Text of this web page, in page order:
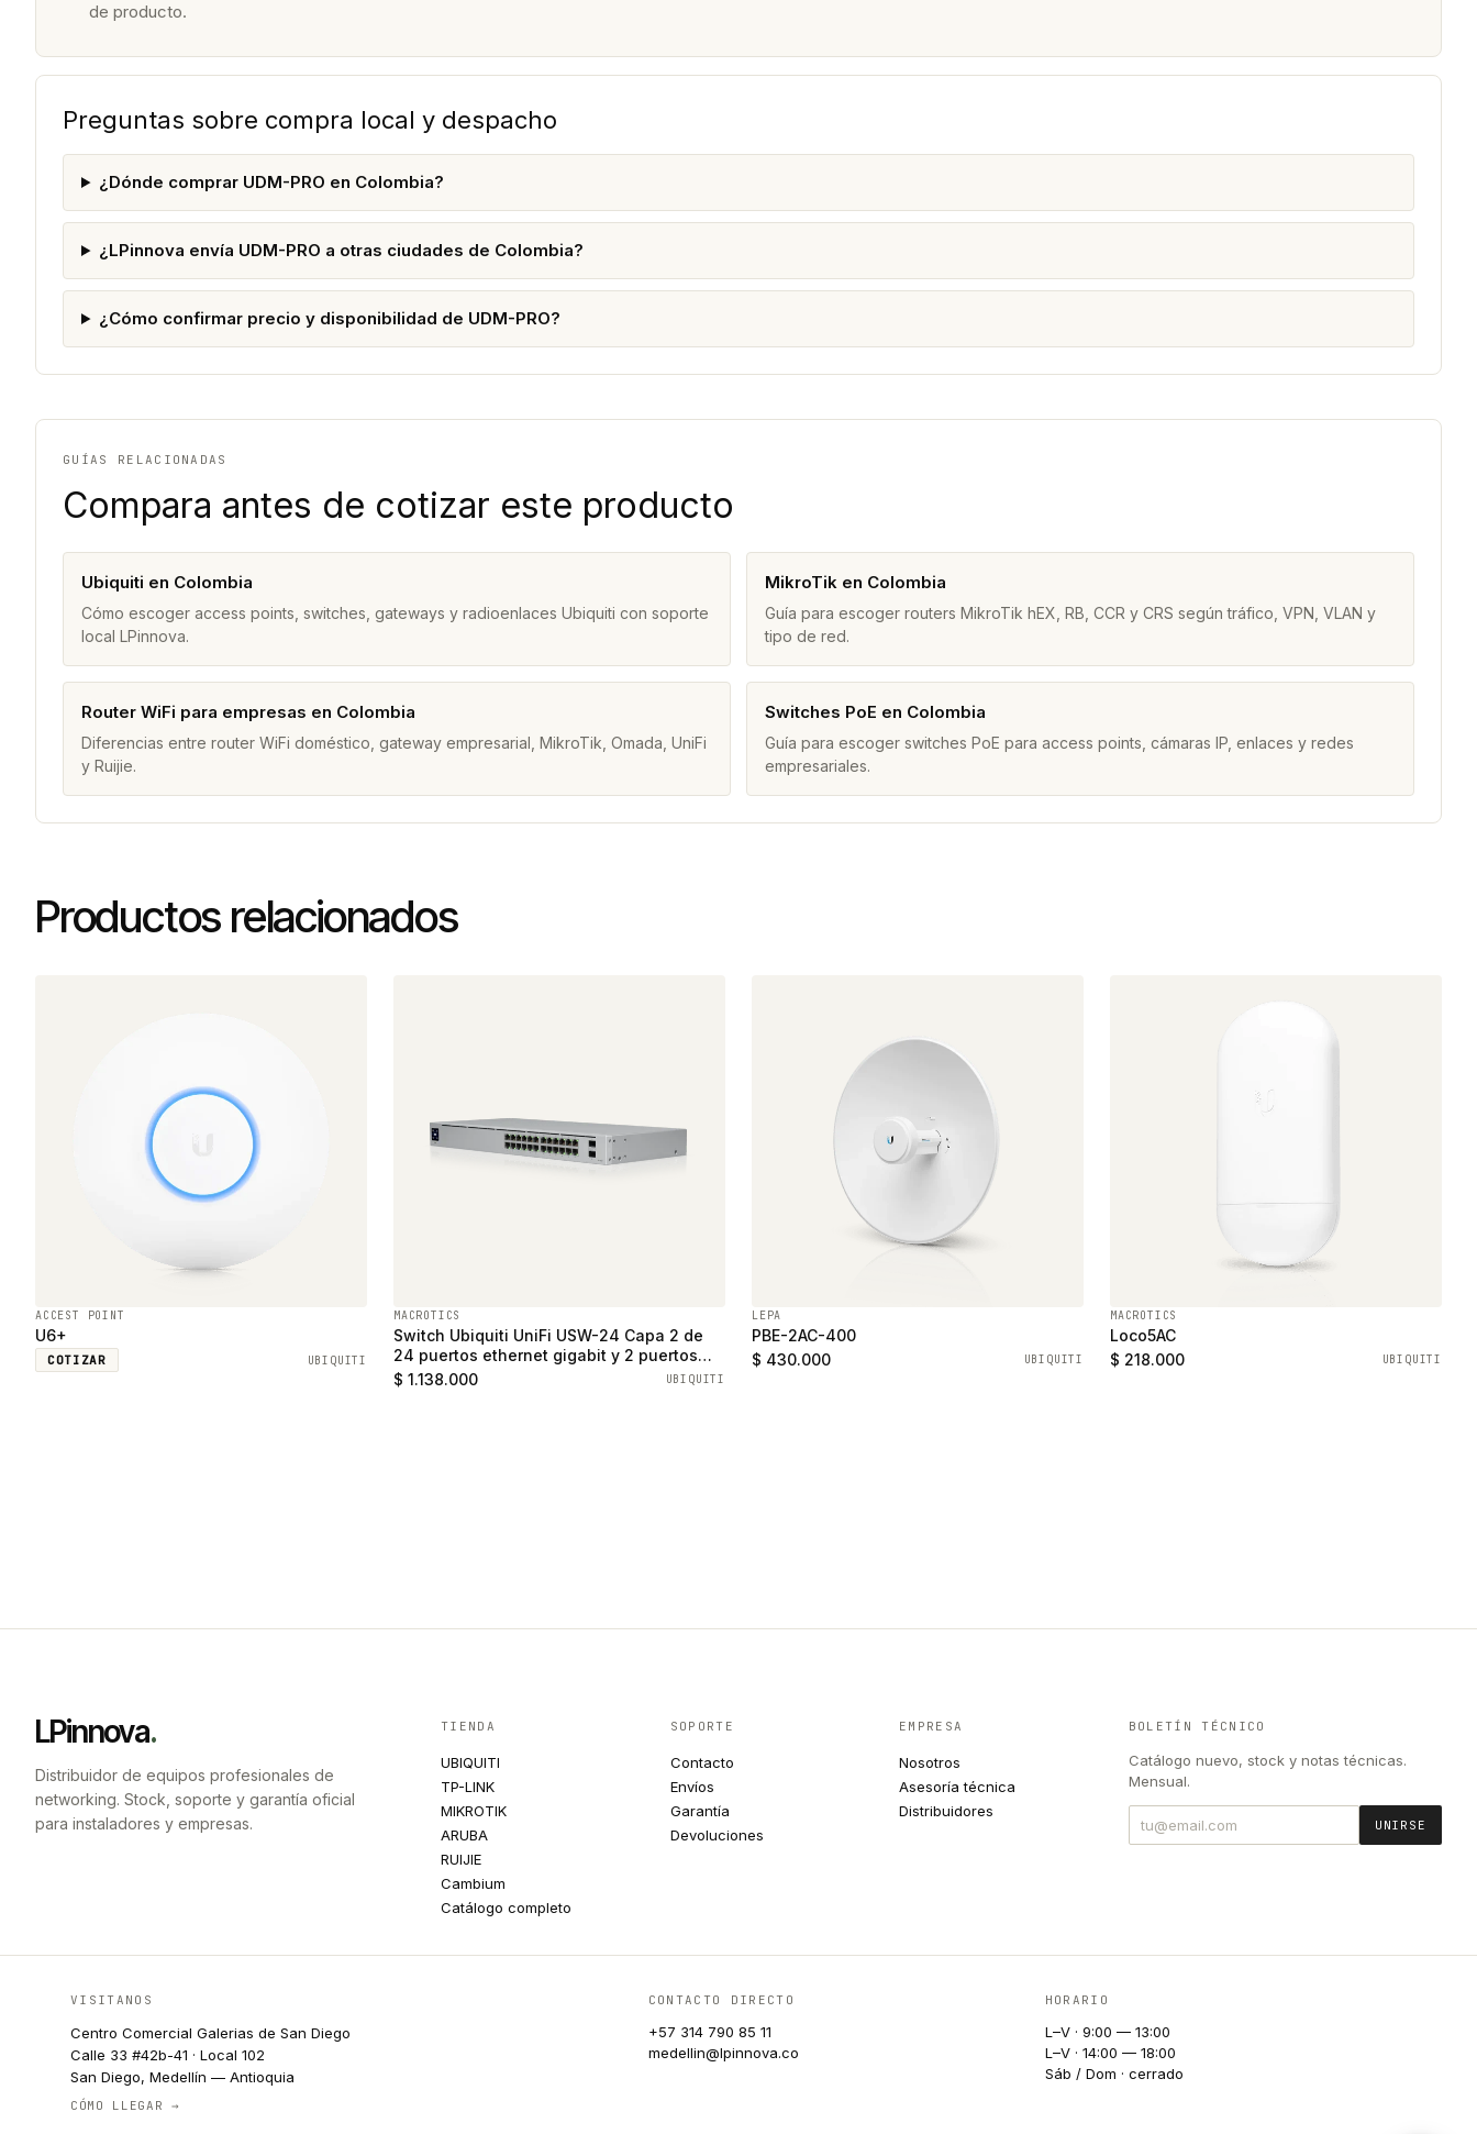
de producto.
Preguntas sobre compra local y despacho
¿Dónde comprar UDM-PRO en Colombia?
¿LPinnova envía UDM-PRO a otras ciudades de Colombia?
¿Cómo confirmar precio y disponibilidad de UDM-PRO?
GUÍAS RELACIONADAS
Compara antes de cotizar este producto
Ubiquiti en Colombia
Cómo escoger access points, switches, gateways y radioenlaces Ubiquiti con soporte
local LPinnova.
MikroTik en Colombia
Guía para escoger routers MikroTik hEX, RB, CCR y CRS según tráfico, VPN, VLAN y
tipo de red.
Router WiFi para empresas en Colombia
Diferencias entre router WiFi doméstico, gateway empresarial, MikroTik, Omada, UniFi
y Ruijie.
Switches PoE en Colombia
Guía para escoger switches PoE para access points, cámaras IP, enlaces y redes
empresariales.
Productos relacionados
ACCEST POINT
U6+
COTIZAR UBIQUITI
MACROTICS
Switch Ubiquiti UniFi USW-24 Capa 2 de
24 puertos ethernet gigabit y 2 puertos
SFP
$ 1.138.000 UBIQUITI
LEPA
PBE-2AC-400
$ 430.000
UBIQUITI
MACROTICS
Loco5AC
$ 218.000
UBIQUITI
LPinnova.
Distribuidor de equipos profesionales de
networking. Stock, soporte y garantía oficial
para instaladores y empresas.
TIENDA
UBIQUITI
TP-LINK
MIKROTIK
ARUBA
RUIJIE
Cambium
Catálogo completo
SOPORTE
Contacto
Envíos
Garantía
Devoluciones
EMPRESA
Nosotros
Asesoría técnica
Distribuidores
BOLETÍN TÉCNICO
Catálogo nuevo, stock y notas técnicas.
Mensual.
UNIRSE
VISITANOS
Centro Comercial Galerias de San Diego
Calle 33 #42b-41 · Local 102
San Diego, Medellín — Antioquia
CÓMO LLEGAR →
CONTACTO DIRECTO
+57 314 790 85 11
medellin@lpinnova.co
HORARIO
L–V · 9:00 — 13:00
L–V · 14:00 — 18:00
Sáb / Dom · cerrado